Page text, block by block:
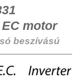
motor
beszívású